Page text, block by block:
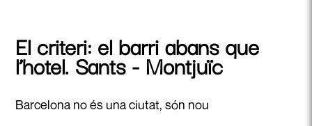
El criteri: el barri abans que
l’hotel. Sants - Montjuïc
Barcelona no és una ciutat, són nou